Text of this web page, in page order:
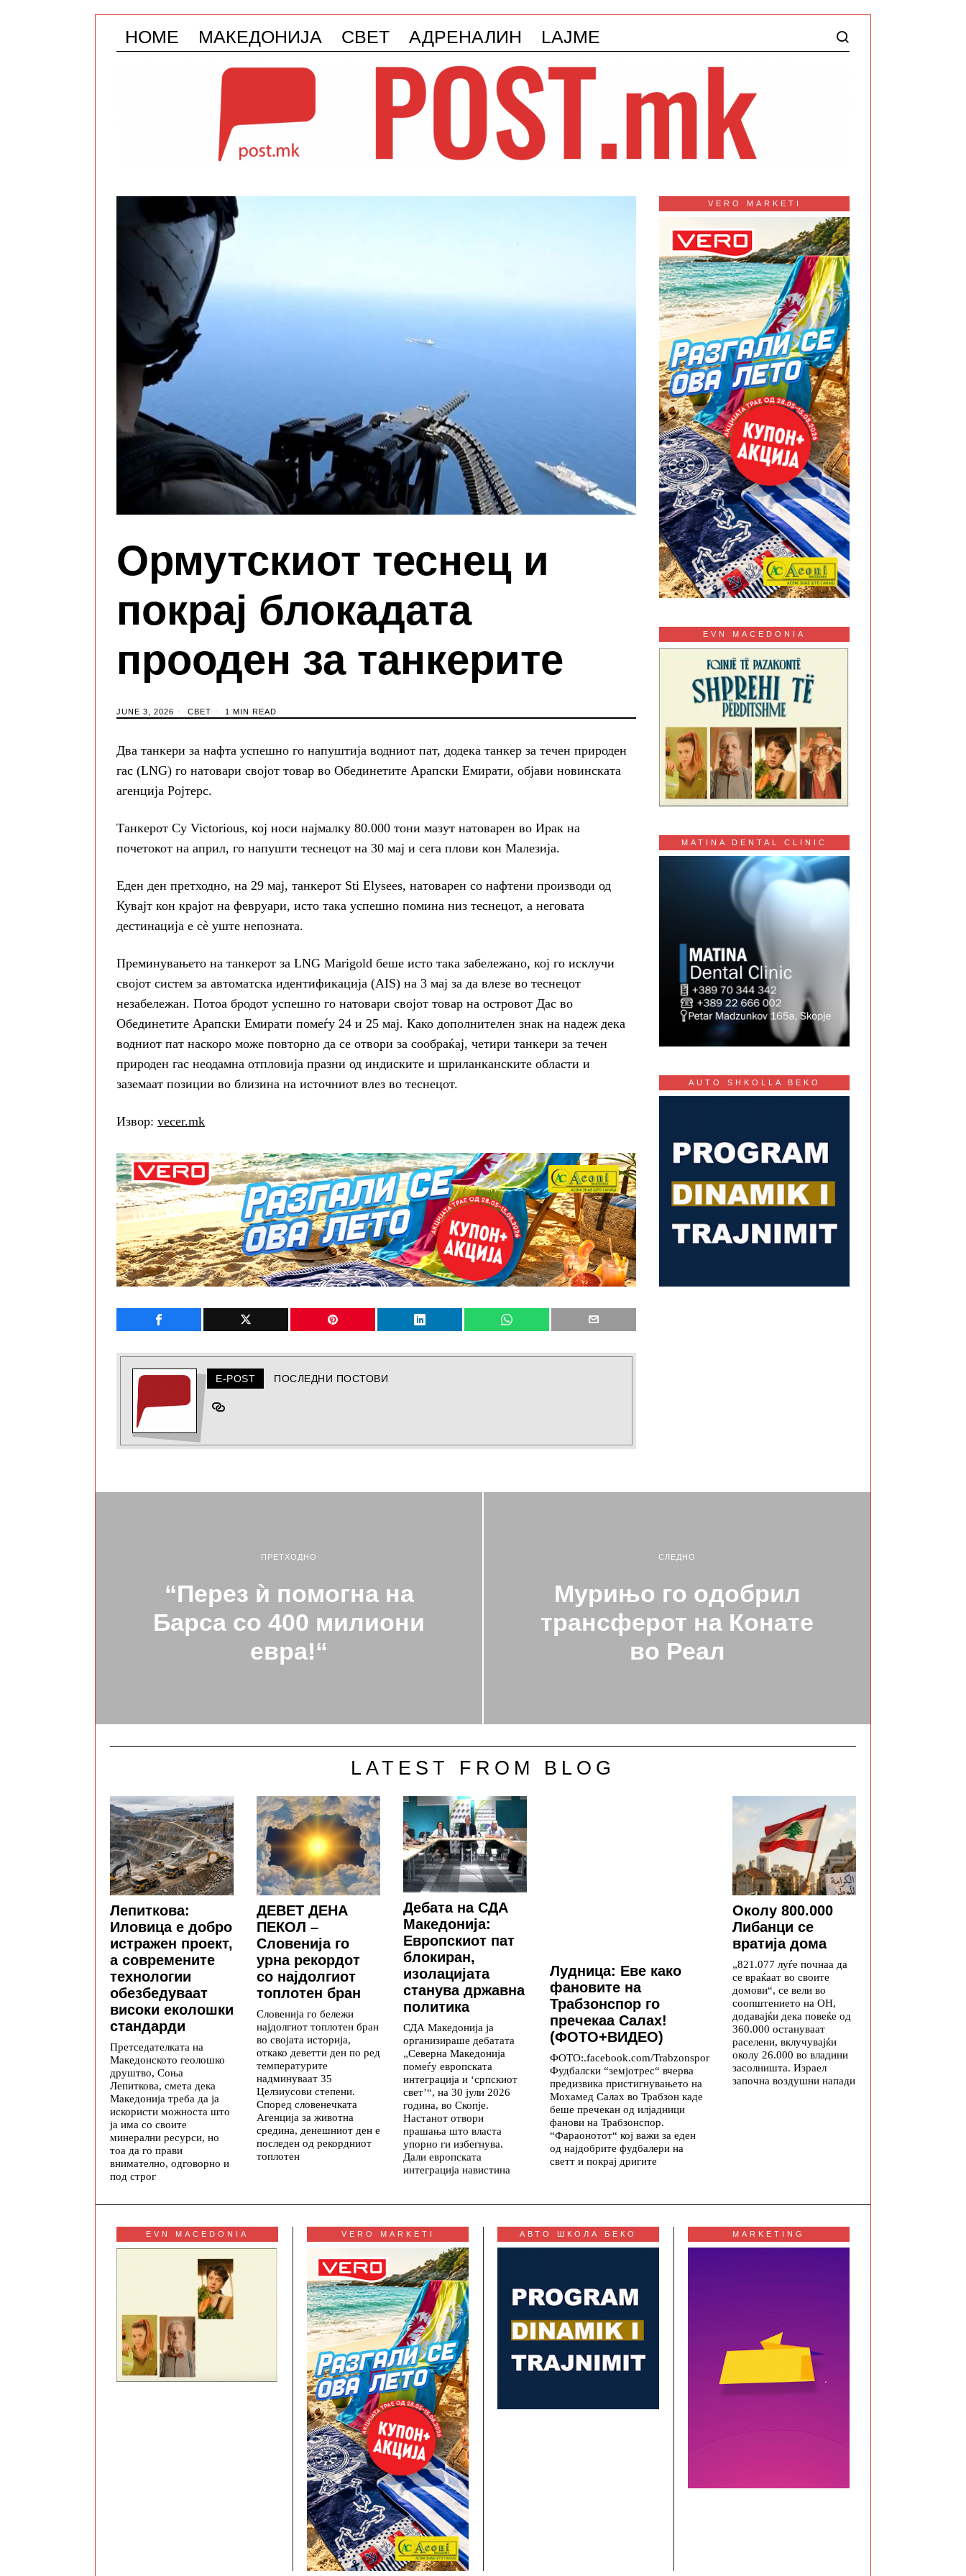
HOME МАКЕДОНИЈА СВЕТ АДРЕНАЛИН LAJME
Ормутскиот теснец и
покрај блокадата
прооден за танкерите
JUNE 3, 2026 СВЕТ 1 MIN READ
Два танкери за нафта успешно го напуштија водниот пат, додека танкер за течен природен
гас (LNG) го натовари својот товар во Обединетите Арапски Емирати, објави новинската
агенција Ројтерс.
Танкерот Cy Victorious, кој носи најмалку 80.000 тони мазут натоварен во Ирак на
почетокот на април, го напушти теснецот на 30 мај и сега плови кон Малезија.
Еден ден претходно, на 29 мај, танкерот Sti Elysees, натоварен со нафтени производи од
Кувајт кон крајот на февруари, исто така успешно помина низ теснецот, а неговата
дестинација е сè уште непозната.
Преминувањето на танкерот за LNG Marigold беше исто така забележано, кој го исклучи
својот систем за автоматска идентификација (AIS) на 3 мај за да влезе во теснецот
незабележан. Потоа бродот успешно го натовари својот товар на островот Дас во
Обединетите Арапски Емирати помеѓу 24 и 25 мај. Како дополнителен знак на надеж дека
водниот пат наскоро може повторно да се отвори за сообраќај, четири танкери за течен
природен гас неодамна отпловија празни од индиските и шриланканските области и
заземаат позиции во близина на источниот влез во теснецот.
Извор: vecer.mk
E-POST ПОСЛЕДНИ ПОСТОВИ
VERO MARKETI
EVN MACEDONIA
MATINA DENTAL CLINIC
AUTO SHKOLLA BEKO
ПРЕТХОДНО
“Перез ѝ помогна на
Барса со 400 милиони
евра!“
СЛЕДНО
Мурињо го одобрил
трансферот на Конате
во Реал
LATEST FROM BLOG
Лепиткова:
Иловица е добро
истражен проект,
а современите
технологии
обезбедуваат
високи еколошки
стандарди
Претседателката на
Македонското геолошко
друштво, Соња
Лепиткова, смета дека
Македонија треба да ја
искористи можноста што
ја има со своите
минерални ресурси, но
тоа да го прави
внимателно, одговорно и
под строг
ДЕВЕТ ДЕНА
ПЕКОЛ –
Словенија го
урна рекордот
со најдолгиот
топлотен бран
Словенија го бележи
најдолгиот топлотен бран
во својата историја,
откако деветти ден по ред
температурите
надминуваат 35
Целзиусови степени.
Според словенечката
Агенција за животна
средина, денешниот ден е
последен од рекордниот
топлотен
Дебата на СДА
Македонија:
Европскиот пат
блокиран,
изолацијата
станува државна
политика
СДА Македонија ја
организираше дебатата
„Северна Македонија
помеѓу европската
интеграција и ‘српскиот
свет’“, на 30 јули 2026
година, во Скопје.
Настанот отвори
прашања што власта
упорно ги избегнува.
Дали европската
интеграција навистина
Лудница: Еве како
фановите на
Трабзонспор го
пречекаа Салах!
(ФОТО+ВИДЕО)
ФОТО:.facebook.com/Trabzonspor
Фудбалски “земјотрес“ вчерва
предизвика пристигнувањето на
Мохамед Салах во Трабзон каде
беше пречекан од илјадници
фанови на Трабзонспор.
“Фараонотот“ кој важи за еден
од најдобрите фудбалери на
светт и покрај дригите
Околу 800.000
Либанци се
вратија дома
„821.077 луѓе почнаа да
се враќаат во своите
домови“, се вели во
соопштението на ОН,
додавајќи дека повеќе од
360.000 остануваат
раселени, вклучувајќи
околу 26.000 во владини
засолништа. Израел
започна воздушни напади
EVN MACEDONIA VERO MARKETI АВТО ШКОЛА БЕКО MARKETING